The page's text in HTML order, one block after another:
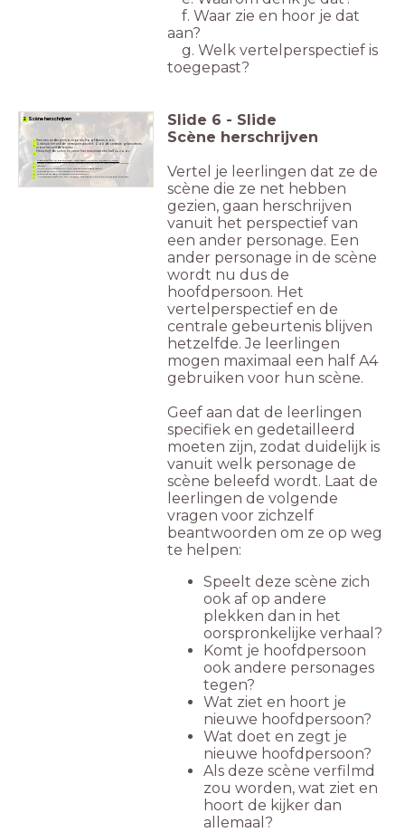
f. Waar zie en hoor je dat
aan?
g. Welk vertelperspectief is
toegepast?
2 Scène herschrijven
Kies een ander personage als hoofdpersoon.
Gebruik hetzelfde vertelperspectief. Ook de centrale gebeurtenis
moet hetzelfde blijven.
Herschrijf de scène en neem hier maximaal een half A4 voor.
Slide 6 - Slide
Scène herschrijven
Vertel je leerlingen dat ze de
scène die ze net hebben
gezien, gaan herschrijven
vanuit het perspectief van
een ander personage. Een
ander personage in de scène
wordt nu dus de
hoofdpersoon. Het
vertelperspectief en de
centrale gebeurtenis blijven
hetzelfde. Je leerlingen
mogen maximaal een half A4
gebruiken voor hun scène.
Geef aan dat de leerlingen
specifiek en gedetailleerd
moeten zijn, zodat duidelijk is
vanuit welk personage de
scène beleefd wordt. Laat de
leerlingen de volgende
vragen voor zichzelf
beantwoorden om ze op weg
te helpen:
Speelt deze scène zich
ook af op andere
plekken dan in het
oorspronkelijke verhaal?
Komt je hoofdpersoon
ook andere personages
tegen?
Wat ziet en hoort je
nieuwe hoofdpersoon?
Wat doet en zegt je
nieuwe hoofdpersoon?
Als deze scène verfilmd
zou worden, wat ziet en
hoort de kijker dan
allemaal?